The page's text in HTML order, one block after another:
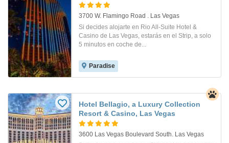
3700 W. Flamingo Road . Las Vegas
Si decides alojarte en Rio All-Suite Hotel &
Casino de Las Vegas, estarás en el Strip, a solo
5 minutos en coche de...
Paradise
Hotel Bellagio, a Luxury Collection
Resort & Casino, Las Vegas
3600 Las Vegas Boulevard South. Las Vegas